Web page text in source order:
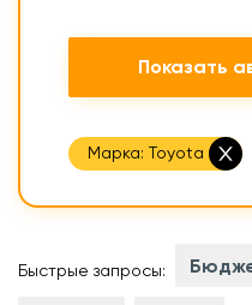
Показать
Марка: Toyota
Быстрые запросы: